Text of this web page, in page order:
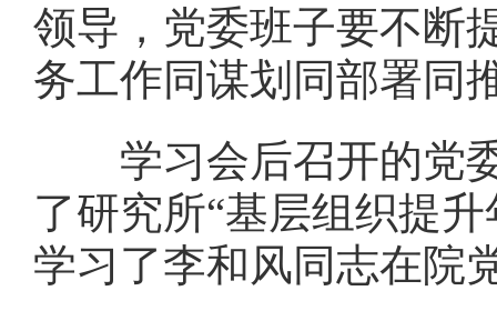
领导，党委班子要不断
务工作同谋划同部署同
学习会后召开的党
了研究所“基层组织提升
学习了李和风同志在院